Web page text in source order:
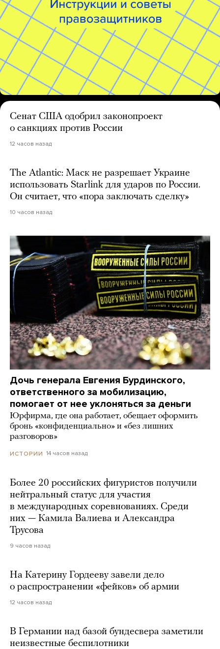
Сенат США одобрил законопроект
о санкциях против России
12 часов назад
The Atlantic: Маск не разрешает Украине
использовать Starlink для ударов по России.
Он считает, что «пора заключать сделку»
10 часов назад
Дочь генерала Евгения Бурдинского,
ответственного за мобилизацию,
помогает от нее уклоняться за деньги
Юрфирма, где она работает, обещает оформить
бронь «конфиденциально» и «без лишних
разговоров»
ИСТОРИИ 14 часов назад
Более 20 российских фигуристов получили
нейтральный статус для участия
в международных соревнованиях. Среди
них — Камила Валиева и Александра
Трусова
9 часов назад
На Катерину Гордееву завели дело
о распространении «фейков» об армии
12 часов назад
В Германии над базой бундесвера заметили
неизвестные беспилотники